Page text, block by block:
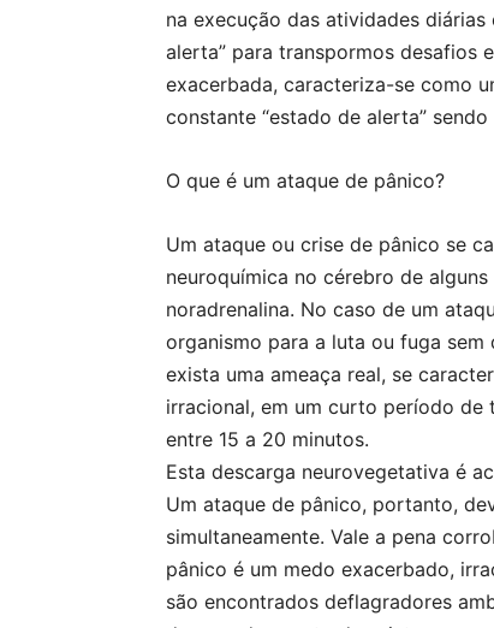
na execução das atividades
alerta” para transpormos desafios
exacerbada, caracteriza-se como
constante “estado de alerta”
O que é um ataque de pânico?
Um ataque ou crise de pânico se
neuroquímica no cérebro de
noradrenalina. No caso de um
organismo para a luta ou fuga sem
exista uma ameaça real, se
irracional, em um curto período de
entre 15 a 20 minutos.
Esta descarga neurovegetativa é
Um ataque de pânico, portanto,
simultaneamente. Vale a pena
pânico é um medo exacerbado,
são encontrados deflagradores